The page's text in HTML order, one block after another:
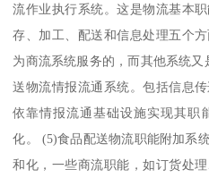
流作业执行系统。这是物流基本
存、加工、配送和信息处理五个
为商流系统服务的，而其他系统
送物流情报流通系统。包括信息
依靠情报流通基础设施实现其职
化。 (5)食品配送物流职能附加系
和化，一些商流职能，如订货处